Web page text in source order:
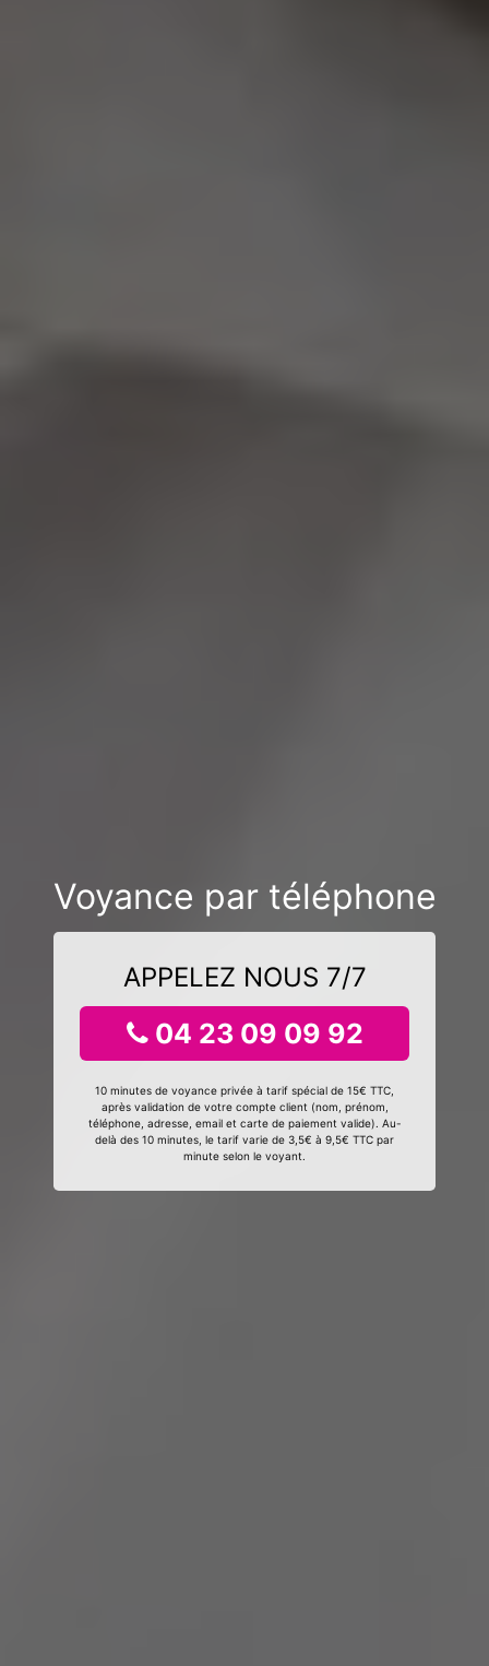
Voyance par téléphone
APPELEZ NOUS 7/7
04 23 09 09 92
10 minutes de voyance privée à tarif spécial de 15€ TTC,
après validation de votre compte client (nom, prénom,
téléphone, adresse, email et carte de paiement valide). Au-
delà des 10 minutes, le tarif varie de 3,5€ à 9,5€ TTC par
minute selon le voyant.